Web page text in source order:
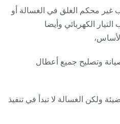
غير محكم الغلق في الغسالة أو
الكهربائي وأيضا
وتصليح جميع أعطال
ولكن الغسالة لا تبدأ في تنفيذ